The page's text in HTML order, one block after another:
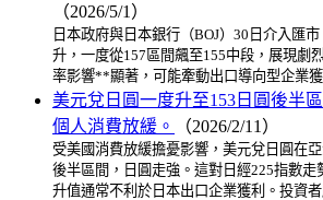
（2026/5/1）
日本政府與日本銀行（BOJ）30日介入匯
升，一度從157區間飆至155中段，展現劇
率影響**顯著，可能牽動出口導向型企業
美元兌日圓一度升至153日圓後半
個人消費放緩。
（2026/2/11）
受美國消費放緩擔憂影響，美元兌日圓在
後半區間，日圓走強。這對日經225指數走
升值通常不利於日本出口企業獲利。投資